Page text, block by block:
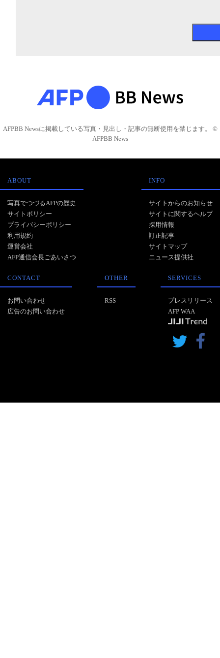
AFPBB Newsに掲載している写真・見出し・記事の無断使用を禁じます。 ©
AFPBB News
ABOUT
写真でつづるAFPの歴史
サイトポリシー
プライバシーポリシー
利用規約
運営会社
AFP通信会長ごあいさつ
INFO
サイトからのお知らせ
サイトに関するヘルプ
採用情報
訂正記事
サイトマップ
ニュース提供社
CONTACT
お問い合わせ
広告のお問い合わせ
OTHER
RSS
SERVICES
プレスリリース
AFP WAA